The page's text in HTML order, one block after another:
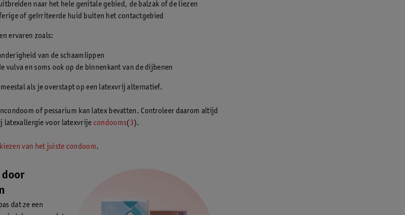
naar het hele genitale gebied, de balzak of de liezen
of geïrriteerde huid buiten het contactgebied
ervaren zoals:
van de schaamlippen
vulva en soms ook op de binnenkant van de dijbenen
als je overstapt op een latexvrij alternatief.
of pessarium kan latex bevatten. Controleer daarom altijd
latexallergie voor latexvrije condooms(3).
van het juiste condoom.
dat ze een